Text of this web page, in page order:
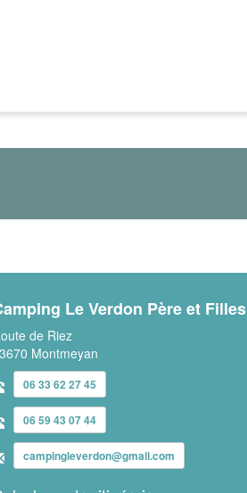
Le Verdon Père et Filles
de Riez
Montmeyan
06 33 62 27 45
06 59 43 07 44
campingleverdon@gmail.com